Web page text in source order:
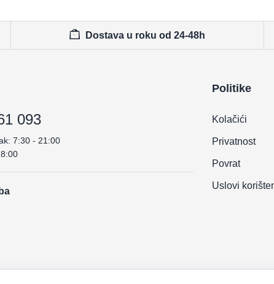
Dostava u roku od 24-48h
093
7:30 - 21:00
Politike
Kolačići
Privatnost
Povrat
Uslovi